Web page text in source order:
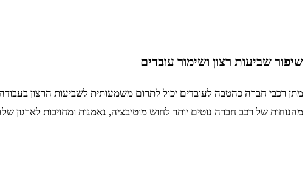
שיפור שביעות רצון ושימור עובדים
מתן רכבי חברה כהטבה לעובדים יכול לתרום משמעותית לשביעות הרצון
מהנוחות של רכב חברה נוטים יותר לחוש מוטיבציה, נאמנות ומחויבות לארגון